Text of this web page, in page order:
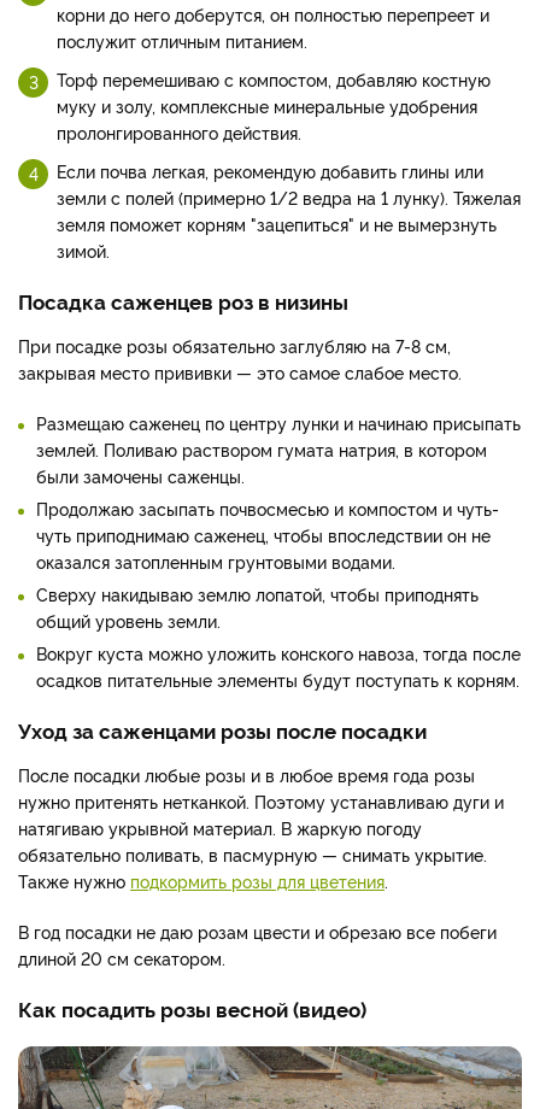
корни до него доберутся, он полностью перепреет и
послужит отличным питанием.
Торф перемешиваю с компостом, добавляю костную
муку и золу, комплексные минеральные удобрения
пролонгированного действия.
Если почва легкая, рекомендую добавить глины или
земли с полей (примерно 1/2 ведра на 1 лунку). Тяжелая
земля поможет корням "зацепиться" и не вымерзнуть
зимой.
Посадка саженцев роз в низины
При посадке розы обязательно заглубляю на 7-8 см,
закрывая место прививки — это самое слабое место.
Размещаю саженец по центру лунки и начинаю присыпать
землей. Поливаю раствором гумата натрия, в котором
были замочены саженцы.
Продолжаю засыпать почвосмесью и компостом и чуть-
чуть приподнимаю саженец, чтобы впоследствии он не
оказался затопленным грунтовыми водами.
Сверху накидываю землю лопатой, чтобы приподнять
общий уровень земли.
Вокруг куста можно уложить конского навоза, тогда после
осадков питательные элементы будут поступать к корням.
Уход за саженцами розы после посадки
После посадки любые розы и в любое время года розы
нужно притенять нетканкой. Поэтому устанавливаю дуги и
натягиваю укрывной материал. В жаркую погоду
обязательно поливать, в пасмурную — снимать укрытие.
Также нужно подкормить розы для цветения
В год посадки не даю розам цвести и обрезаю все побеги
длиной 20 см секатором.
Как посадить розы весной (видео)